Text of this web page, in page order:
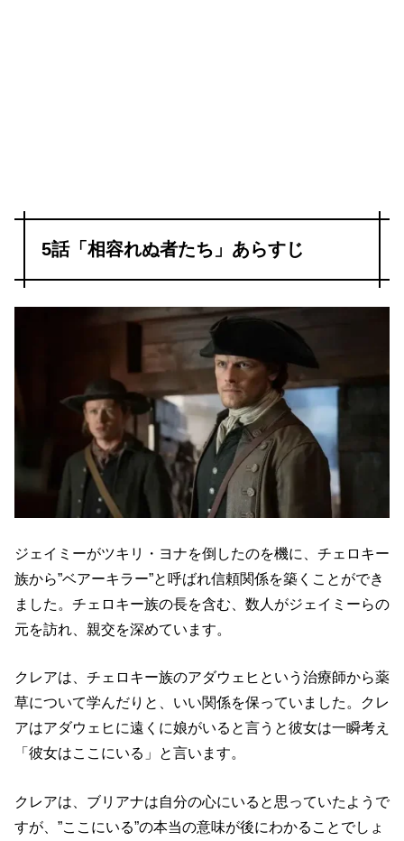
5話「相容れぬ者たち」あらすじ
ジェイミーがツキリ・ヨナを倒したのを機に、チェロキー
族から”ベアーキラー”と呼ばれ信頼関係を築くことができ
ました。チェロキー族の長を含む、数人がジェイミーらの
元を訪れ、親交を深めています。
クレアは、チェロキー族のアダウェヒという治療師から薬
草について学んだりと、いい関係を保っていました。クレ
アはアダウェヒに遠くに娘がいると言うと彼女は一瞬考え
「彼女はここにいる」と言います。
クレアは、ブリアナは自分の心にいると思っていたようで
すが、”ここにいる”の本当の意味が後にわかることでしょ